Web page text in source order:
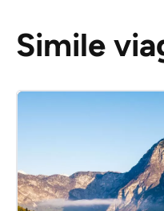
Simile